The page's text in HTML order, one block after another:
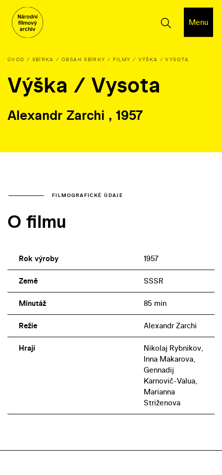
Menu
ÚVOD SBÍRKA OBSAH SBÍRKY FILMY VÝŠKA / VYSOTA
Výška / Vysota
Alexandr Zarchi , 1957
FILMOGRAFICKÉ ÚDAJE
O filmu
Rok výroby 1957
Země SSSR
Minutáž 85 min
Režie Alexandr Zarchi
Hrají
Nikolaj Rybnikov,
Inna Makarova,
Gennadij
Karnovič-Valua,
Marianna
Striženova